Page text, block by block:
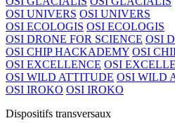
OSI UNIVERS OSI UNIVERS
OSI ECOLOGIS OSI ECOLOGIS
OSI DRONE FOR SCIENCE OSI
OSI CHIP HACKADEMY OSI
OSI EXCELLENCE OSI
OSI WILD ATTITUDE OSI WILD
OSI IROKO OSI IROKO
Dispositifs transversaux